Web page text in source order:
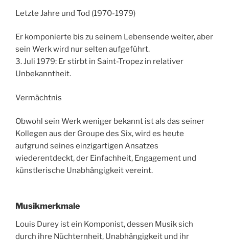
Letzte Jahre und Tod (1970-1979)
Er komponierte bis zu seinem Lebensende weiter, aber
sein Werk wird nur selten aufgeführt.
3. Juli 1979: Er stirbt in Saint-Tropez in relativer
Unbekanntheit.
Vermächtnis
Obwohl sein Werk weniger bekannt ist als das seiner
Kollegen aus der Groupe des Six, wird es heute
aufgrund seines einzigartigen Ansatzes
wiederentdeckt, der Einfachheit, Engagement und
künstlerische Unabhängigkeit vereint.
Musikmerkmale
Louis Durey ist ein Komponist, dessen Musik sich
durch ihre Nüchternheit, Unabhängigkeit und ihr